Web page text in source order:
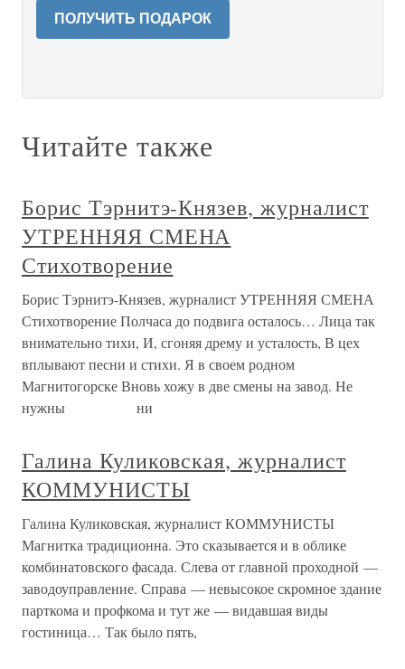
ПОЛУЧИТЬ ПОДАРОК
Читайте также
Борис Тэрнитэ-Князев, журналист
УТРЕННЯЯ СМЕНА
Стихотворение
Борис Тэрнитэ-Князев, журналист УТРЕННЯЯ СМЕНА
Стихотворение Полчаса до подвига осталось… Лица так
внимательно тихи, И, сгоняя дрему и усталость, В цех
вплывают песни и стихи. Я в своем родном
Магнитогорске Вновь хожу в две смены на завод. Не
нужны ни
Галина Куликовская, журналист
КОММУНИСТЫ
Галина Куликовская, журналист КОММУНИСТЫ
Магнитка традиционна. Это сказывается и в облике
комбинатовского фасада. Слева от главной проходной —
заводоуправление. Справа — невысокое скромное здание
парткома и профкома и тут же — видавшая виды
гостиница… Так было пять,